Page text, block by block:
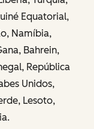
Equatorial,
Namíbia,
Bahrein,
República
Unidos,
Lesoto,